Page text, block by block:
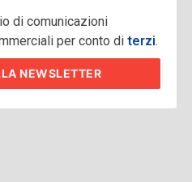
di comunicazioni
per conto diterzi.
NEWSLETTER